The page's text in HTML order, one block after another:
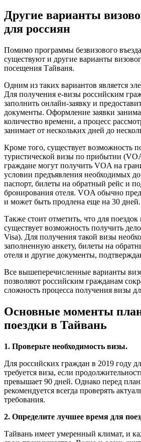
Другие варианты
для россиян
Помимо программы безвизового
существуют и другие варианты
посещения Тайваня.
Одним из таких вариантов является
Для получения e-визы российским
заполнить онлайн-заявку и
документы. Оформление заявки
количество времени, а процесс
занимает от нескольких дней до
Кроме того, существует возможность
туристической визы по прибытии
граждане могут получить VOA на
условии предъявления необходимых
паспорт, билеты на обратный рейс и
бронирования отеля. VOA обычно
и может быть продлена еще на 30 дней.
Также стоит отметить, что для
существует возможность получить
Visa). Для получения такой визы
заполненную анкету, билеты на
отеля и другие документы,
Все вышеперечисленные варианты
позволяют российским гражданам
сложность процесса получения визы
Основные моменты
поездки в Тайвань
1. Проверьте необходимость визы.
Для российских граждан в 2019 году
требуется виза, если
превышает 90 дней. Однако перед
рекомендуется всегда проверять
требования.
2. Определите лучшее время для
Тайвань имеет умеренный климат, и